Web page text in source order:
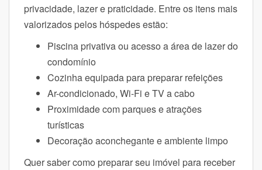
privacidade, lazer e praticidade. Entre os itens mais
valorizados pelos hóspedes estão:
Piscina privativa ou acesso a área de lazer do
condomínio
Cozinha equipada para preparar refeições
Ar-condicionado, Wi-Fi e TV a cabo
Proximidade com parques e atrações
turísticas
Decoração aconchegante e ambiente limpo
Quer saber como preparar seu imóvel para receber